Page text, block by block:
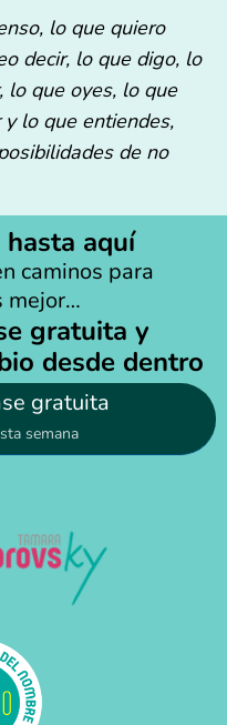
lo que quiero
decir, lo que digo, lo
lo que oyes, lo que
lo que entiendes,
de no
aquí
caminos para
mejor…
gratuita y
desde dentro
gratuita
semana